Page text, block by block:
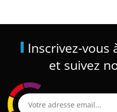
Inscrivez-vous
et suivez